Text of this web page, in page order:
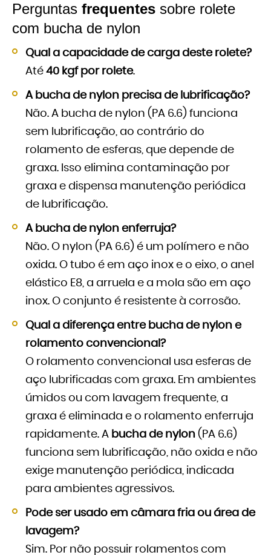
Perguntas frequentes sobre rolete
com bucha de nylon
Qual a capacidade de carga deste rolete?
Até 40 kgf por rolete.
A bucha de nylon precisa de lubrificação?
Não. A bucha de nylon (PA 6.6) funciona
sem lubrificação, ao contrário do
rolamento de esferas, que depende de
graxa. Isso elimina contaminação por
graxa e dispensa manutenção periódica
de lubrificação.
A bucha de nylon enferruja?
Não. O nylon (PA 6.6) é um polímero e não
oxida. O tubo é em aço inox e o eixo, o anel
elástico E8, a arruela e a mola são em aço
inox. O conjunto é resistente à corrosão.
Qual a diferença entre bucha de nylon e
rolamento convencional?
O rolamento convencional usa esferas de
aço lubrificadas com graxa. Em ambientes
úmidos ou com lavagem frequente, a
graxa é eliminada e o rolamento enferruja
rapidamente. A bucha de nylon (PA 6.6)
funciona sem lubrificação, não oxida e não
exige manutenção periódica, indicada
para ambientes agressivos.
Pode ser usado em câmara fria ou área de
lavagem?
Sim. Por não possuir rolamentos com